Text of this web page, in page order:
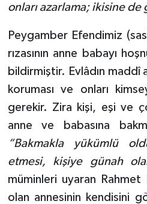
onları azarlama; ikisine de
Peygamber Efendimiz
rızasının anne babayı
bildirmiştir. Evlâdın maddî
koruması ve onları
gerekir. Zira kişi, eşi ve
anne ve babasına
“Bakmakla yükümlü
etmesi, kişiye günah
müminleri uyaran
olan annesinin kendisini